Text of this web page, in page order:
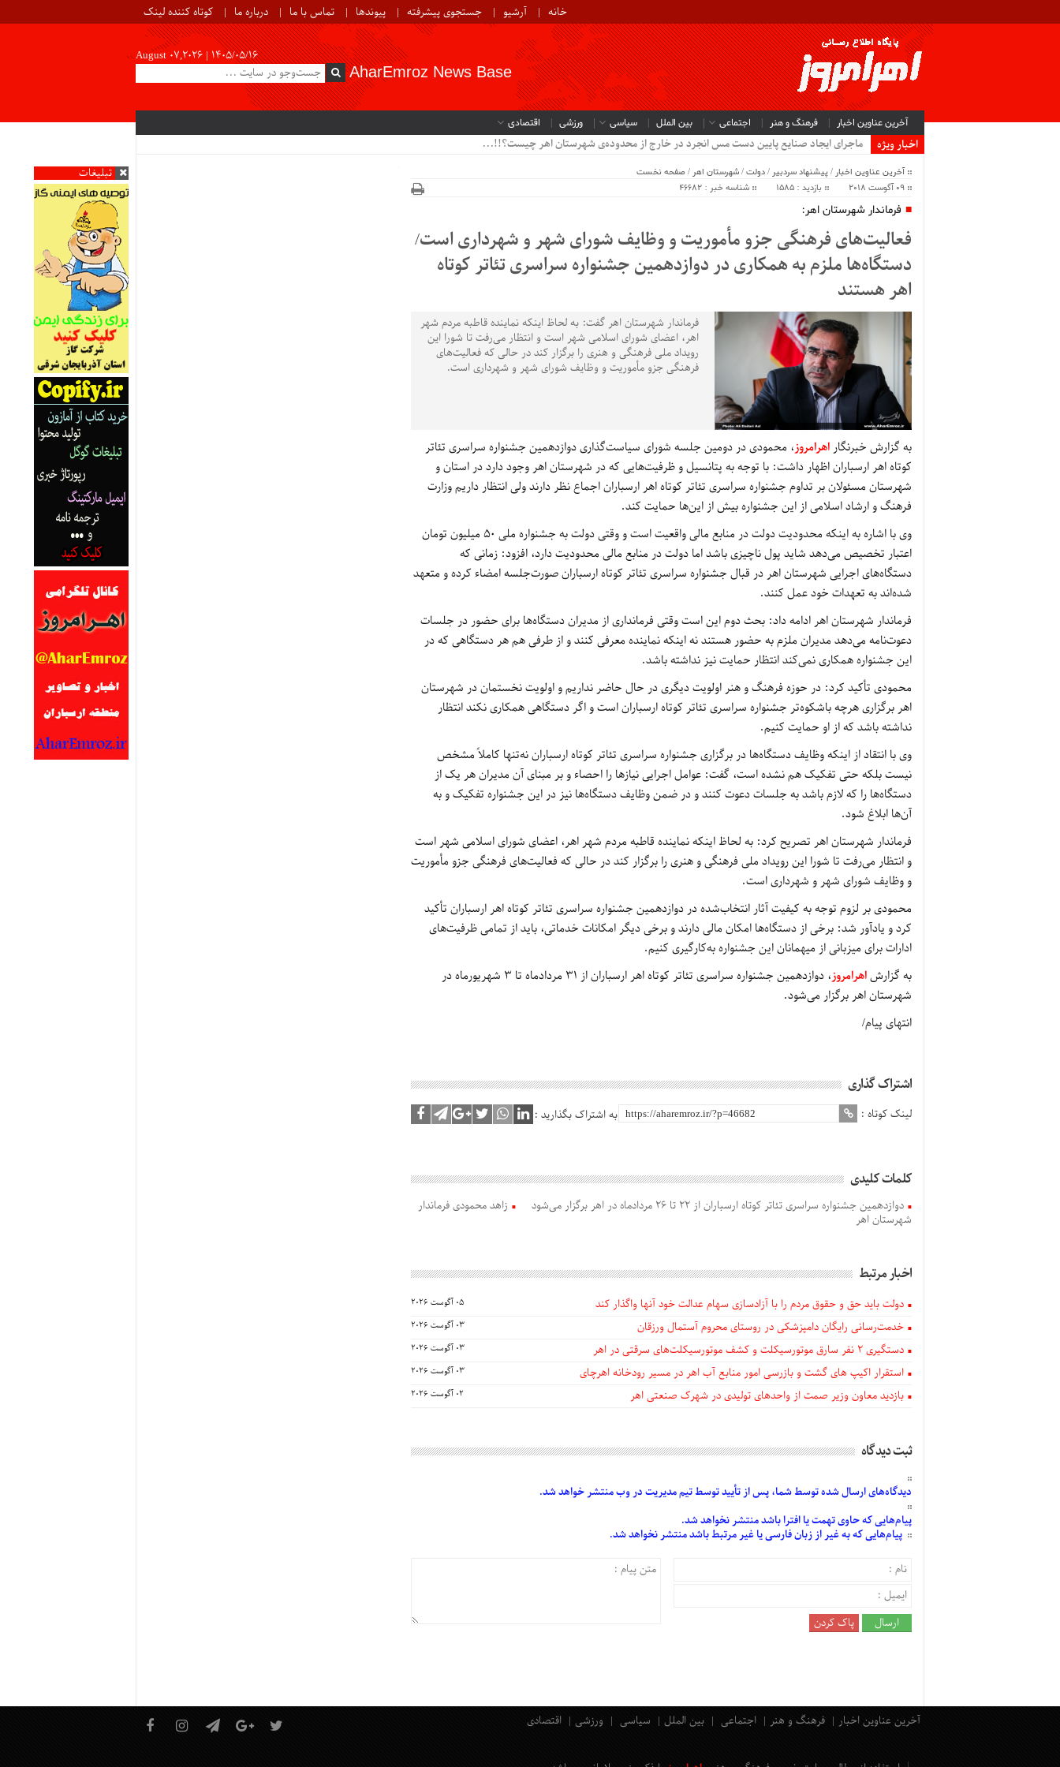
خانه آرشیو جستجوی پیشرفته پیوندها تماس با ما درباره ما کوتاه کننده لینک
August 07,2026 | ۱۴۰۵/۰۵/۱۶
AharEmroz News Base
آخرین عناوین اخبار فرهنگ و هنر اجتماعی بین الملل سیاسی ورزشی اقتصادی
اخبار ویژه
ماجرای ایجاد صنایع پایین دست مس انجرد در خارج از محدوده‌ی شهرستان اهر چیست؟!!...
تبلیغات
آخرین عناوین اخبار /پیشنهاد سردبیر /دولت/شهرستان اهر /صفحه نخست
09 آگوست 2018
بازدید : 1585 شناسه خبر : 46682
فرماندار شهرستان اهر:
فعالیت‌های فرهنگی جزو مأموریت و وظایف شورای شهر و شهرداری است/
دستگاه‌ها ملزم به همکاری در دوازدهمین جشنواره سراسری تئاتر کوتاه
اهر هستند
فرماندار شهرستان اهر گفت: به لحاظ اینکه نماینده قاطبه مردم شهر
اهر، اعضای شورای اسلامی شهر است و انتظار می‌رفت تا شورا این
رویداد ملی فرهنگی و هنری را برگزار کند در حالی که فعالیت‌های
فرهنگی جزو مأموریت و وظایف شورای شهر و شهرداری است.
به گزارش خبرنگار اهرامروز، محمودی در دومین جلسه شورای سیاست‌گذاری دوازدهمین جشنواره سراسری تئاتر
کوتاه اهر ارسباران اظهار داشت: با توجه به پتانسیل و ظرفیت‌هایی که در شهرستان اهر وجود دارد در استان و
شهرستان مسئولان بر تداوم جشنواره سراسری تئاتر کوتاه اهر ارسباران اجماع نظر دارند ولی انتظار داریم وزارت
فرهنگ و ارشاد اسلامی از این جشنواره بیش از این‌ها حمایت کند.
وی با اشاره به اینکه محدودیت دولت در منابع مالی واقعیت است و وقتی دولت به جشنواره ملی 50 میلیون تومان
اعتبار تخصیص می‌دهد شاید پول ناچیزی باشد اما دولت در منابع مالی محدودیت دارد، افزود: زمانی که
دستگاه‌های اجرایی شهرستان اهر در قبال جشنواره سراسری تئاتر کوتاه ارسباران صورت‌جلسه امضاء کرده و متعهد
شده‌اند به تعهدات خود عمل کنند.
فرماندار شهرستان اهر ادامه داد: بحث دوم این است وقتی فرمانداری از مدیران دستگاه‌ها برای حضور در جلسات
دعوت‌نامه می‌دهد مدیران ملزم به حضور هستند نه اینکه نماینده معرفی کنند و از طرفی هم هر دستگاهی که در
این جشنواره همکاری نمی‌کند انتظار حمایت نیز نداشته باشد.
محمودی تأکید کرد: در حوزه فرهنگ و هنر اولویت دیگری در حال حاضر نداریم و اولویت نخستمان در شهرستان
اهر برگزاری هرچه باشکوه‌تر جشنواره سراسری تئاتر کوتاه ارسباران است و اگر دستگاهی همکاری نکند انتظار
نداشته باشد که از او حمایت کنیم.
وی با انتقاد از اینکه وظایف دستگاه‌ها در برگزاری جشنواره سراسری تئاتر کوتاه ارسباران نه‌تنها کاملاً مشخص
نیست بلکه حتی تفکیک هم نشده است، گفت: عوامل اجرایی نیازها را احصاء و بر مبنای آن مدیران هر یک از
دستگاه‌ها را که لازم باشد به جلسات دعوت کنند و در ضمن وظایف دستگاه‌ها نیز در این جشنواره تفکیک و به
آن‌ها ابلاغ شود.
فرماندار شهرستان اهر تصریح کرد: به لحاظ اینکه نماینده قاطبه مردم شهر اهر، اعضای شورای اسلامی شهر است
و انتظار می‌رفت تا شورا این رویداد ملی فرهنگی و هنری را برگزار کند در حالی که فعالیت‌های فرهنگی جزو مأموریت
و وظایف شورای شهر و شهرداری است.
محمودی بر لزوم توجه به کیفیت آثار انتخاب‌شده در دوازدهمین جشنواره سراسری تئاتر کوتاه اهر ارسباران تأکید
کرد و یادآور شد: برخی از دستگاه‌ها امکان مالی دارند و برخی دیگر امکانات خدماتی، باید از تمامی ظرفیت‌های
ادارات برای میزبانی از میهمانان این جشنواره به‌کارگیری کنیم.
به گزارشاهرامروز
، دوازدهمین جشنواره سراسری تئاتر کوتاه اهر ارسباران از 31 مردادماه تا 3 شهریورماه در
شهرستان اهر برگزار می‌شود.
انتهای پیام/
اشتراک گذاری
لینک کوتاه : به اشتراک بگذارید :
کلمات کلیدی
دوازدهمین جشنواره سراسری تئاتر کوتاه ارسباران از 22 تا 26 مردادماه در اهر برگزار می‌شود
زاهد محمودی فرماندار
شهرستان اهر
اخبار مرتبط
دولت باید حق و حقوق مردم را با آزادسازی سهام عدالت خود آنها واگذار کند 05 آگوست 2026
خدمت‌رسانی رایگان دامپزشکی در روستای محروم آستمال ورزقان 03 آگوست 2026
دستگيری ۲ نفر سارق موتورسیکلت و کشف موتورسیکلت‌های سرقتی در اهر 03 آگوست 2026
استقرار اکیپ های گشت و بازرسی امور منابع آب اهر در مسیر رودخانه اهرچای 03 آگوست 2026
بازدید معاون وزیر صمت از واحدهای تولیدی در شهرک صنعتی اهر 02 آگوست 2026
ثبت دیدگاه
دیدگاه‌هایارسالشدهتوسط شما، پس از تأییدتوسط تیم مدیریت در وب منتشر خواهد شد.
پیام‌هاییکه حاوی تهمت یا افترا باشد منتشر نخواهد شد.
پیام‌هاییکه به غیر از زبان فارسی یا غیر مرتبط باشد منتشر نخواهد شد.
آخرین عناوین اخبار فرهنگ و هنر اجتماعی بین الملل سیاسی ورزشی اقتصادی